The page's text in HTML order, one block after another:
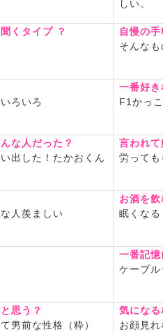
しい。
くタイプ ？
自慢の手
そんなも
ろいろ
一番好き
F1かっ
な人だった？
出した！たかおくん
言われて
労って
人羨ましい
お酒を飲
眠くなる
一番記憶
ケーブル
思う？
男前な性格（粋）
気にな
お顔見れ